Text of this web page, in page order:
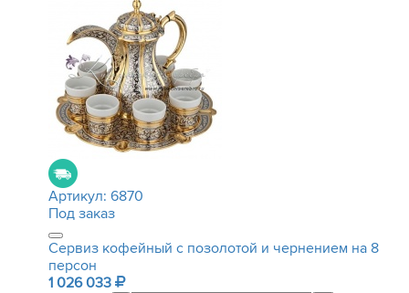
Артикул: 6870
Под заказ
Сервиз кофейный с позолотой и чернением на 8
персон
1 026 033